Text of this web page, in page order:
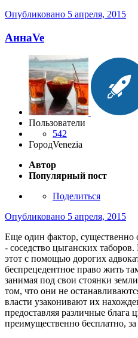
Опубликовано 5 апреля, 2015
АннаVe
Пользователи
542
ГородVenezia
Автор
Популярный пост
Поделиться
Опубликовано 5 апреля, 2015
Еще один фактор,
- соседство цыганских
этот с помощью дорогих
беспрецедентное право жить
занимая под свои стоянки
том, что они не
власти узаконивают их
предоставляя различные блага
преимущественно бесплатно,